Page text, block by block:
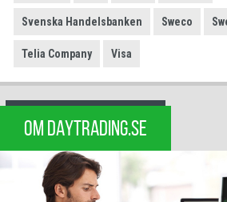
Svenska Handelsbanken Sweco
Telia Company Visa
OM DAYTRADING.SE